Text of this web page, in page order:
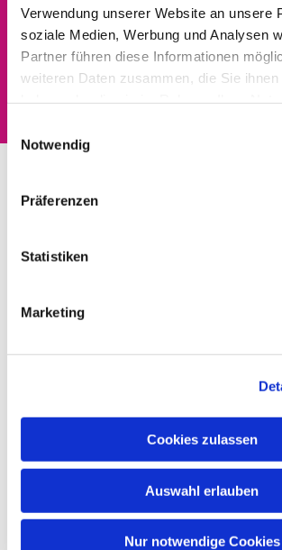
Verwendung unserer Website an unsere
soziale Medien, Werbung und Analysen
Partner führen diese Informationen
weiteren Daten zusammen, die Sie
Notwendig
Präferenzen
Statistiken
Marketing
Cookies zulassen
Auswahl erlauben
Nur notwendige Cookies
Dies könnte Sie
interessieren